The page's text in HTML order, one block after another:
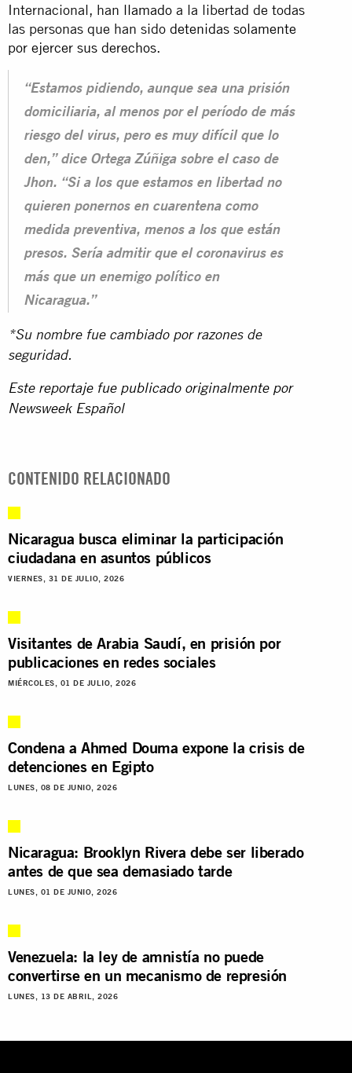
Internacional, han llamado a la libertad de todas
las personas que han sido detenidas solamente
por ejercer sus derechos.
“Estamos pidiendo, aunque sea una prisión
domiciliaria, al menos por el período de más
riesgo del virus, pero es muy difícil que lo
den,” dice Ortega Zúñiga sobre el caso de
Jhon. “Si a los que estamos en libertad no
quieren ponernos en cuarentena como
medida preventiva, menos a los que están
presos. Sería admitir que el coronavirus es
más que un enemigo político en
Nicaragua.”
*Su nombre fue cambiado por razones de
seguridad.
Este reportaje fue publicado originalmente por
Newsweek Español
CONTENIDO RELACIONADO
Nicaragua busca eliminar la participación
ciudadana en asuntos públicos
VIERNES, 31 DE JULIO, 2026
Visitantes de Arabia Saudí, en prisión por
publicaciones en redes sociales
MIÉRCOLES, 01 DE JULIO, 2026
Condena a Ahmed Douma expone la crisis de
detenciones en Egipto
LUNES, 08 DE JUNIO, 2026
Nicaragua: Brooklyn Rivera debe ser liberado
antes de que sea demasiado tarde
LUNES, 01 DE JUNIO, 2026
Venezuela: la ley de amnistía no puede
convertirse en un mecanismo de represión
LUNES, 13 DE ABRIL, 2026